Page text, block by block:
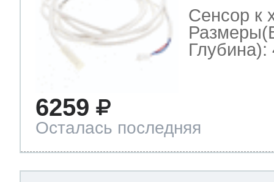
Сенсор к
Глубина):
6259
Осталась последняя